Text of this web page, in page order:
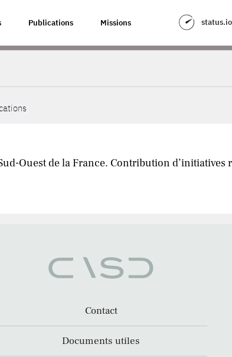
Publications Missions status.io
Ouest de la France. Contribution
Contact
Documents utiles